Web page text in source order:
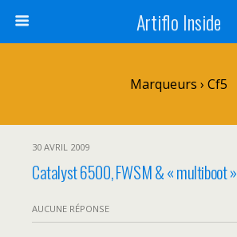
Artiflo Inside
Marqueurs › Cf5
30 AVRIL 2009
Catalyst 6500, FWSM & « multiboot »
AUCUNE RÉPONSE